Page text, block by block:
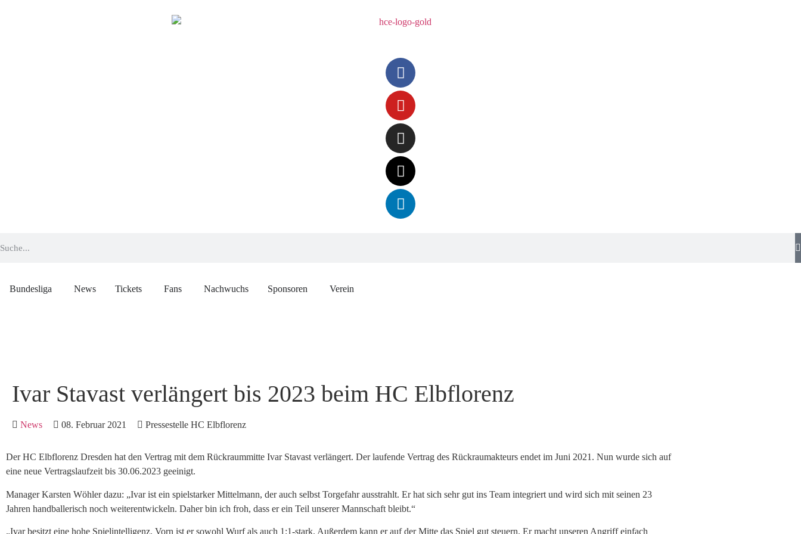
Bundesliga News Tickets Fans Nachwuchs Sponsoren Verein
Ivar Stavast verlängert bis 2023 beim HC Elbflorenz
News 08. Februar 2021 Pressestelle HC Elbflorenz
Der HC Elbflorenz Dresden hat den Vertrag mit dem Rückraummitte Ivar Stavast verlängert. Der laufende Vertrag des Rückraumakteurs endet im Juni 2021. Nun wurde sich auf
eine neue Vertragslaufzeit bis 30.06.2023 geeinigt.
Manager Karsten Wöhler dazu: „Ivar ist ein spielstarker Mittelmann, der auch selbst Torgefahr ausstrahlt. Er hat sich sehr gut ins Team integriert und wird sich mit seinen 23
Jahren handballerisch noch weiterentwickeln. Daher bin ich froh, dass er ein Teil unserer Mannschaft bleibt.“
„Ivar besitzt eine hohe Spielintelligenz. Vorn ist er sowohl Wurf als auch 1:1-stark. Außerdem kann er auf der Mitte das Spiel gut steuern. Er macht unseren Angriff einfach